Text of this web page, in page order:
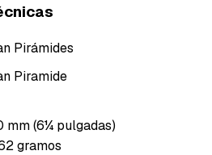
Pirámides
Piramide
mm (6¼ pulgadas)
gramos